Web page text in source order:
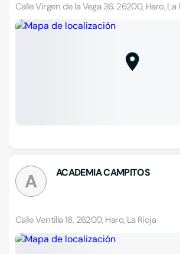
Calle Virgen de la Vega 36, 26200, Haro, La
A ACADEMIA CAMPITOS
Calle Ventilla 18, 26200, Haro, La Rioja